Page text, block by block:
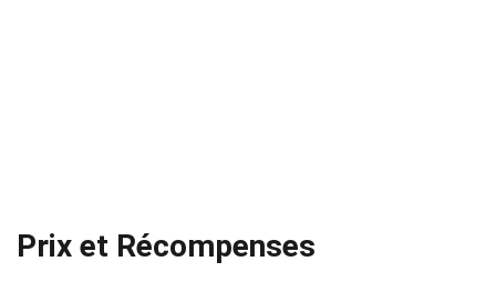
Prix et Récompenses